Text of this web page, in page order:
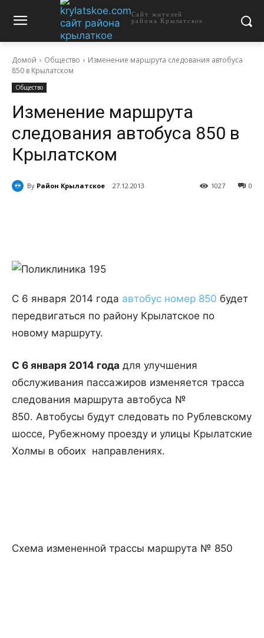
Сайт жителей
района Крылатское
Домой Общество
Изменение маршрута следования автобуса
850 в Крылатском
Общество
Изменение маршрута
следования автобуса 850 в
Крылатском
By Район Крылатское 27.12.2013 0
1027
С 6 января 2014 года автобус номер 850 будет
передвигаться по району Крылатское по
новому маршруту.
С 6 января 2014 года для улучшения
обслуживания пассажиров изменяется трасса
следования маршрута автобуса №
850. Автобусы будут следовать по Рублевскому
шоссе, Рубежному проезду и улицы Крылатские
Холмы в обоих направлениях.
Схема измененной трассы маршрута № 850